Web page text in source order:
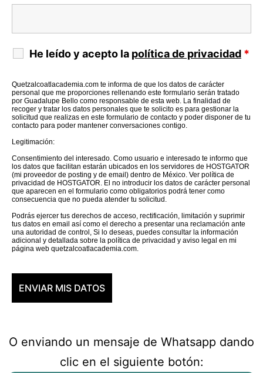
He leído y acepto la política de privacidad *
Quetzalcoatlacademia.com te informa de que los datos de carácter
personal que me proporciones rellenando este formulario serán tratado
por Guadalupe Bello como responsable de esta web. La finalidad de
recoger y tratar los datos personales que te solicito es para gestionar la
solicitud que realizas en este formulario de contacto y poder disponer de tu
contacto para poder mantener conversaciones contigo.
Legitimación:
Consentimiento del interesado. Como usuario e interesado te informo que
los datos que facilitan estarán ubicados en los servidores de HOSTGATOR
(mi proveedor de posting y de email) dentro de México. Ver política de
privacidad de HOSTGATOR. El no introducir los datos de carácter personal
que aparecen en el formulario como obligatorios podrá tener como
consecuencia que no pueda atender tu solicitud.
Podrás ejercer tus derechos de acceso, rectificación, limitación y suprimir
tus datos en email así como el derecho a presentar una reclamación ante
una autoridad de control, Si lo deseas, puedes consultar la información
adicional y detallada sobre la política de privacidad y aviso legal en mi
página web quetzalcoatlacademia.com.
O enviando un mensaje de Whatsapp dando
clic en el siguiente botón: